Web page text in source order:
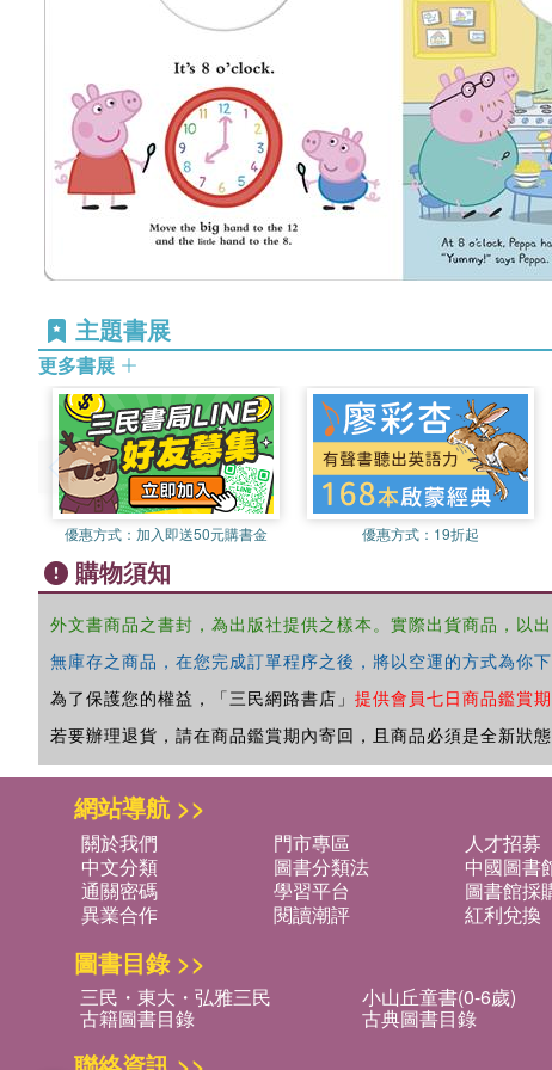
主題書展
更多書展
優惠方式： 加入即送50元購書金 優惠方式： 19折起
購物須知
外文書商品之書封，為出版社提供之樣本。實際出貨商品，以
無庫存之商品，在您完成訂單程序之後，將以空運的方式為你
為了保護您的權益，「三民網路書店」 提供會員七日商品鑑賞期
若要辦理退貨，請在商品鑑賞期內寄回，且商品必須是全新狀
網站導航 >>
關於我們 門市專區 人才招募
中文分類
圖書分類法 中國圖書
通關密碼
學習平台 圖書館採
異業合作
閱讀潮評 紅利兌換
圖書目錄 >>
三民・東大・弘雅三民 小山丘童書(0-6歲)
古籍圖書目錄 古典圖書目錄